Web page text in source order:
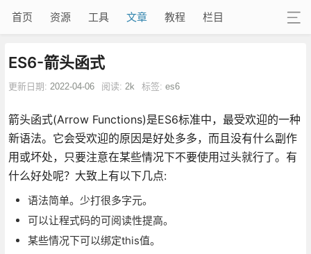
首页 资源 工具 文章 教程 栏目
ES6-箭头函式
更新日期: 2022-04-06 阅读: 2k 标签: es6
箭头函式(Arrow Functions)是ES6标准中，最受欢迎的一种
新语法。它会受欢迎的原因是好处多多，而且没有什么副作
用或坏处，只要注意在某些情况下不要使用过头就行了。有
什么好处呢？大致上有以下几点:
语法简单。少打很多字元。
可以让程式码的可阅读性提高。
某些情况下可以绑定this值。